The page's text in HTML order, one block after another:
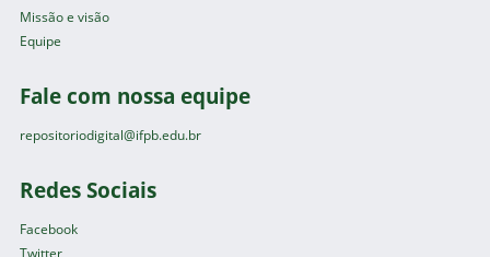
Missão e visão
Equipe
Fale com nossa equipe
repositoriodigital@ifpb.edu.br
Redes Sociais
Facebook
Twitter